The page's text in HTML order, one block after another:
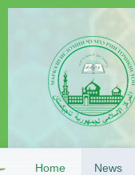
Home News